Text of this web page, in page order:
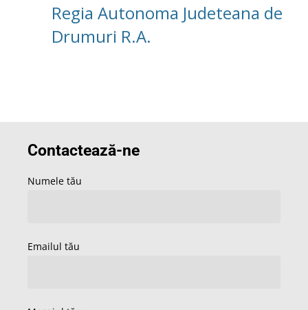
Regia Autonoma Judeteana de
Drumuri R.A.